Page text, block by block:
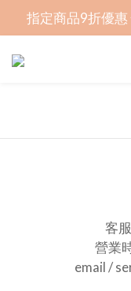
指定商品9折優
指定商品9折優
全程臺灣
客
營業
email /